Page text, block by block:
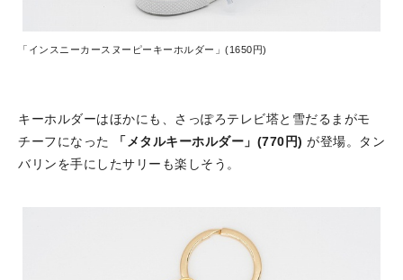
「インスニーカースヌーピーキーホルダー」(1650円)
キーホルダーはほかにも、さっぽろテレビ塔と雪だるまがモ
チーフになった
「メタルキーホルダー」(770円) が登場。タン
バリンを手にしたサリーも楽しそう。